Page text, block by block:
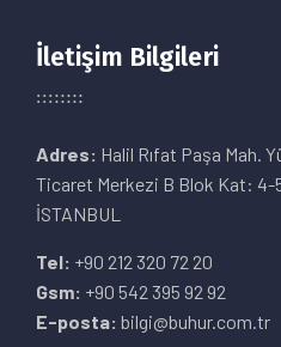
İletişim Bilgileri
Adres: Halil Rıfat Paşa Mah.
Ticaret Merkezi B Blok Kat: 4-
İSTANBUL
Tel: +90 212 320 72 20
Gsm: +90 542 395 92 92
E-posta: bilgi@buhur.com.tr